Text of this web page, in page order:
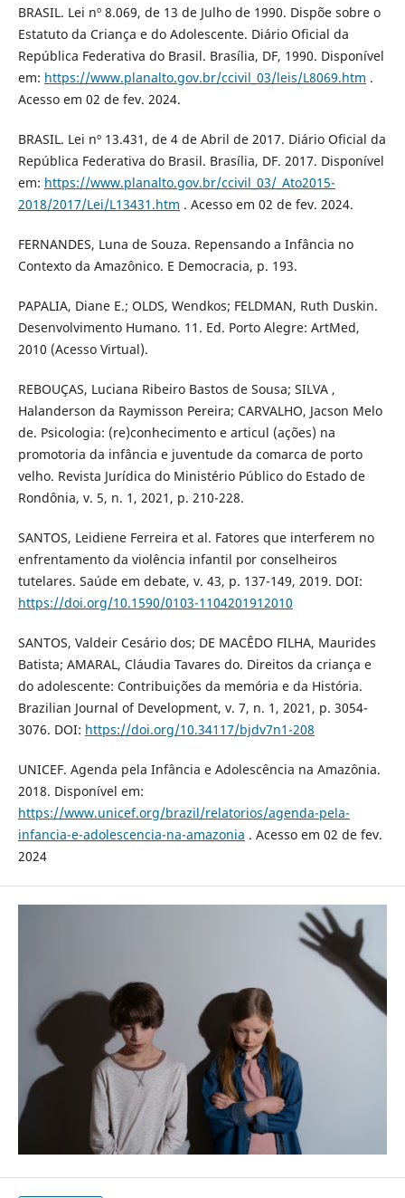
BRASIL. Lei nº 8.069, de 13 de Julho de 1990. Dispõe sobre o
Estatuto da Criança e do Adolescente. Diário Oficial da
República Federativa do Brasil. Brasília, DF, 1990. Disponível
em: https://www.planalto.gov.br/ccivil_03/leis/L8069.htm .
Acesso em 02 de fev. 2024.
BRASIL. Lei nº 13.431, de 4 de Abril de 2017. Diário Oficial da
República Federativa do Brasil. Brasília, DF. 2017. Disponível
em: https://www.planalto.gov.br/ccivil_03/_Ato2015-
2018/2017/Lei/L13431.htm . Acesso em 02 de fev. 2024.
FERNANDES, Luna de Souza. Repensando a Infância no
Contexto da Amazônico. E Democracia, p. 193.
PAPALIA, Diane E.; OLDS, Wendkos; FELDMAN, Ruth Duskin.
Desenvolvimento Humano. 11. Ed. Porto Alegre: ArtMed,
2010 (Acesso Virtual).
REBOUÇAS, Luciana Ribeiro Bastos de Sousa; SILVA ,
Halanderson da Raymisson Pereira; CARVALHO, Jacson Melo
de. Psicologia: (re)conhecimento e articul (ações) na
promotoria da infância e juventude da comarca de porto
velho. Revista Jurídica do Ministério Público do Estado de
Rondônia, v. 5, n. 1, 2021, p. 210-228.
SANTOS, Leidiene Ferreira et al. Fatores que interferem no
enfrentamento da violência infantil por conselheiros
tutelares. Saúde em debate, v. 43, p. 137-149, 2019. DOI:
https://doi.org/10.1590/0103-1104201912010
SANTOS, Valdeir Cesário dos; DE MACÊDO FILHA, Maurides
Batista; AMARAL, Cláudia Tavares do. Direitos da criança e
do adolescente: Contribuições da memória e da História.
Brazilian Journal of Development, v. 7, n. 1, 2021, p. 3054-
3076. DOI: https://doi.org/10.34117/bjdv7n1-208
UNICEF. Agenda pela Infância e Adolescência na Amazônia.
2018. Disponível em:
https://www.unicef.org/brazil/relatorios/agenda-pela-
infancia-e-adolescencia-na-amazonia . Acesso em 02 de fev.
2024